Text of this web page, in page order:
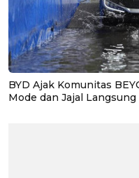
BYD Ajak Komunitas
Mode dan Jajal